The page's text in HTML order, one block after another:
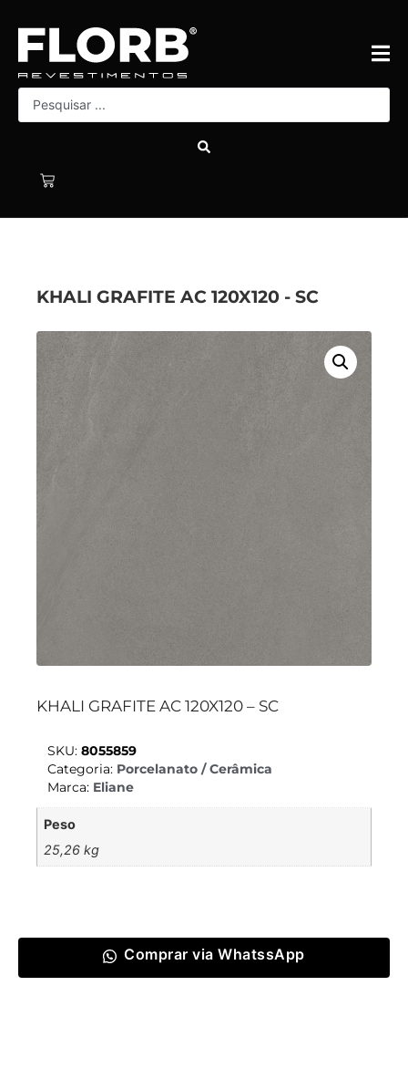
KHALI GRAFITE AC 120X120 - SC
KHALI GRAFITE AC 120X120 – SC
SKU: 8055859
Categoria: Porcelanato / Cerâmica
Marca: Eliane
Peso
25,26 kg
Comprar via WhatssApp